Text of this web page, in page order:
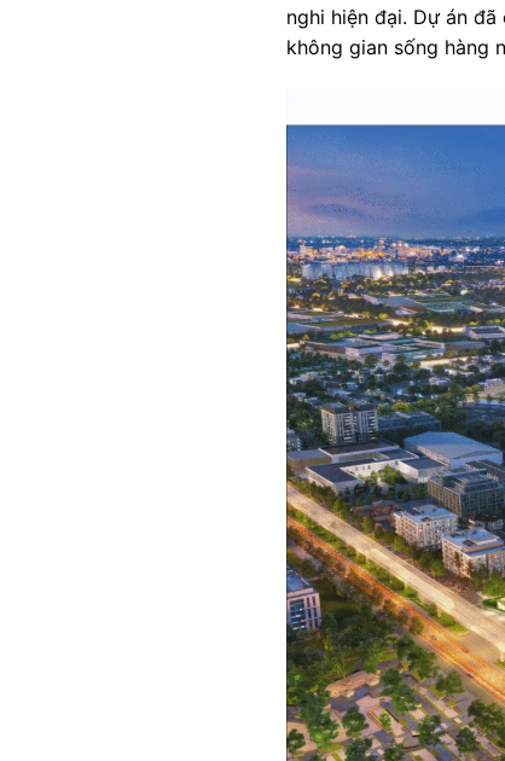
nghi hiện đại. Dự án
không gian sống hàng